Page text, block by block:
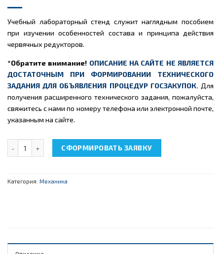
Учебный лабораторный стенд служит наглядным пособием
при изучении особенностей состава и принципа действия
червячных редукторов.
*Обратите внимание! ОПИСАНИЕ НА САЙТЕ НЕ ЯВЛЯЕТСЯ
ДОСТАТОЧНЫМ ПРИ ФОРМИРОВАНИИ ТЕХНИЧЕСКОГО
ЗАДАНИЯ ДЛЯ ОБЪЯВЛЕНИЯ ПРОЦЕДУР ГОСЗАКУПОК. Для
получения расширенного технического задания, пожалуйста,
свяжитесь с нами по номеру телефона или электронной почте,
указанным на сайте.
Количество товара НТЦ-13.09.1 "Разрезная модель
СФОРМИРОВАТЬ ЗАЯВКУ
Категория: Механика